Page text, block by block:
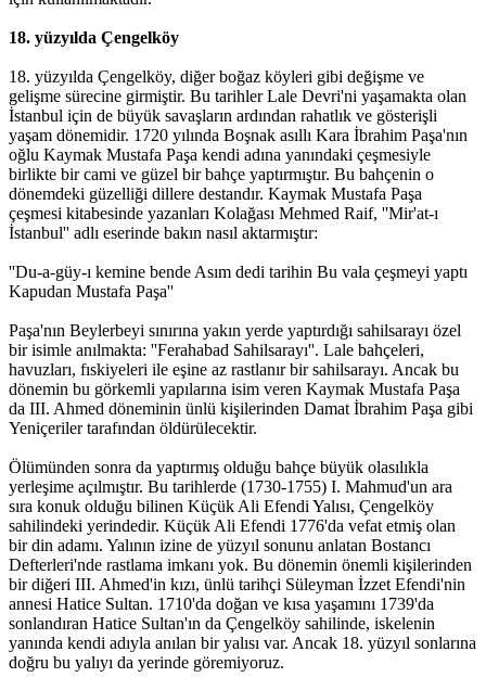
18. yüzyılda Çengelköy
18. yüzyılda Çengelköy, diğer boğaz köyleri gibi değişme ve
gelişme sürecine girmiştir. Bu tarihler Lale Devri'ni yaşamakta olan
İstanbul için de büyük savaşların ardından rahatlık ve gösterişli
yaşam dönemidir. 1720 yılında Boşnak asıllı Kara İbrahim Paşa'nın
oğlu Kaymak Mustafa Paşa kendi adına yanındaki çeşmesiyle
birlikte bir cami ve güzel bir bahçe yaptırmıştır. Bu bahçenin o
dönemdeki güzelliği dillere destandır. Kaymak Mustafa Paşa
çeşmesi kitabesinde yazanları Kolağası Mehmed Raif, ''Mir'at-ı
İstanbul'' adlı eserinde bakın nasıl aktarmıştır:
''Du-a-güy-ı kemine bende Asım dedi tarihin Bu vala çeşmeyi yaptı
Kapudan Mustafa Paşa''
Paşa'nın Beylerbeyi sınırına yakın yerde yaptırdığı sahilsarayı özel
bir isimle anılmakta: ''Ferahabad Sahilsarayı''. Lale bahçeleri,
havuzları, fıskiyeleri ile eşine az rastlanır bir sahilsarayı. Ancak bu
dönemin bu görkemli yapılarına isim veren Kaymak Mustafa Paşa
da III. Ahmed döneminin ünlü kişilerinden Damat İbrahim Paşa gibi
Yeniçeriler tarafından öldürülecektir.
Ölümünden sonra da yaptırmış olduğu bahçe büyük olasılıkla
yerleşime açılmıştır. Bu tarihlerde (1730-1755) I. Mahmud'un ara
sıra konuk olduğu bilinen Küçük Ali Efendi Yalısı, Çengelköy
sahilindeki yerindedir. Küçük Ali Efendi 1776'da vefat etmiş olan
bir din adamı. Yalının izine de yüzyıl sonunu anlatan Bostancı
Defterleri'nde rastlama imkanı yok. Bu dönemin önemli kişilerinden
bir diğeri III. Ahmed'in kızı, ünlü tarihçi Süleyman İzzet Efendi'nin
annesi Hatice Sultan. 1710'da doğan ve kısa yaşamını 1739'da
sonlandıran Hatice Sultan'ın da Çengelköy sahilinde, iskelenin
yanında kendi adıyla anılan bir yalısı var. Ancak 18. yüzyıl sonlarına
doğru bu yalıyı da yerinde göremiyoruz.